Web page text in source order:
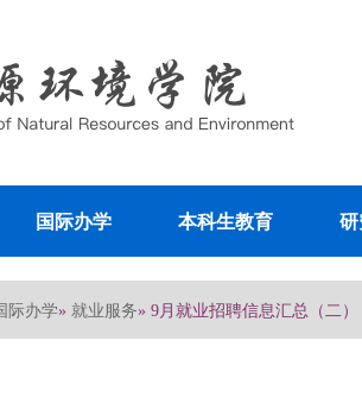
国际办学 本科生教育
际办学» 就业服务» 9月就业招聘信息汇总（二）